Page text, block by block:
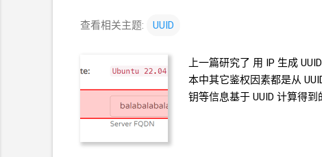
查看相关主题: UUID
上一篇研究了 用 IP 生成
本中其它鉴权因素都是从
钥等信息基于 UUID 计算得到